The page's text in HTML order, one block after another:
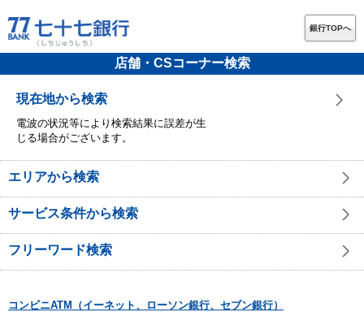
銀行TOPへ
店舗・CSコーナー検索
現在地から検索
電波の状況等により検索結果に誤差が生
じる場合がございます。
エリアから検索
サービス条件から検索
フリーワード検索
コンビニATM（イーネット、ローソン銀行、セブン銀行）